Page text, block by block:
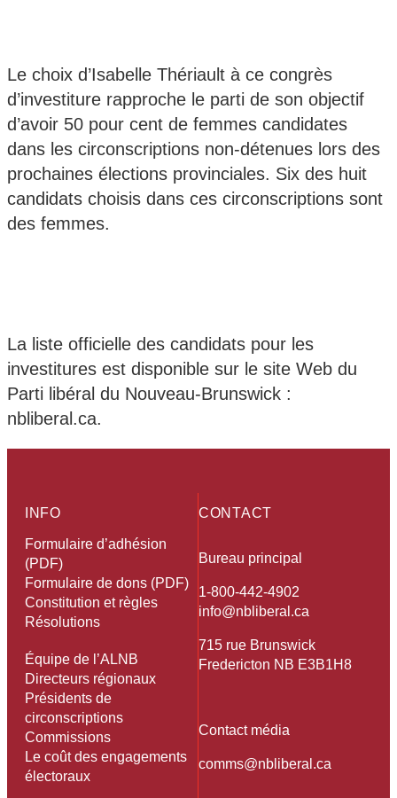
Le choix d’Isabelle Thériault à ce congrès
d’investiture rapproche le parti de son objectif
d’avoir 50 pour cent de femmes candidates
dans les circonscriptions non-détenues lors des
prochaines élections provinciales. Six des huit
candidats choisis dans ces circonscriptions sont
des femmes.
La liste officielle des candidats pour les
investitures est disponible sur le site Web du
Parti libéral du Nouveau-Brunswick :
nbliberal.ca.
CONTACT
Bureau principal
1-800-442-4902
info@nbliberal.ca
715 rue Brunswick
Fredericton NB E3B1H8
Contact média
comms@nbliberal.ca
INFO
Formulaire d’adhésion
(PDF)
Formulaire de dons (PDF)
Constitution et règles
Résolutions
Équipe de l’ALNB
Directeurs régionaux
Présidents de
circonscriptions
Commissions
Le coût des engagements
électoraux